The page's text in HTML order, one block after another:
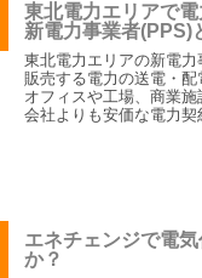
東北電力エリアで
新電力事業者(PPS)
東北電力エリアの新電
販売する電力の送電・配
オフィスや工場、商業
会社よりも安価な電力契
エネチェンジで電
か？